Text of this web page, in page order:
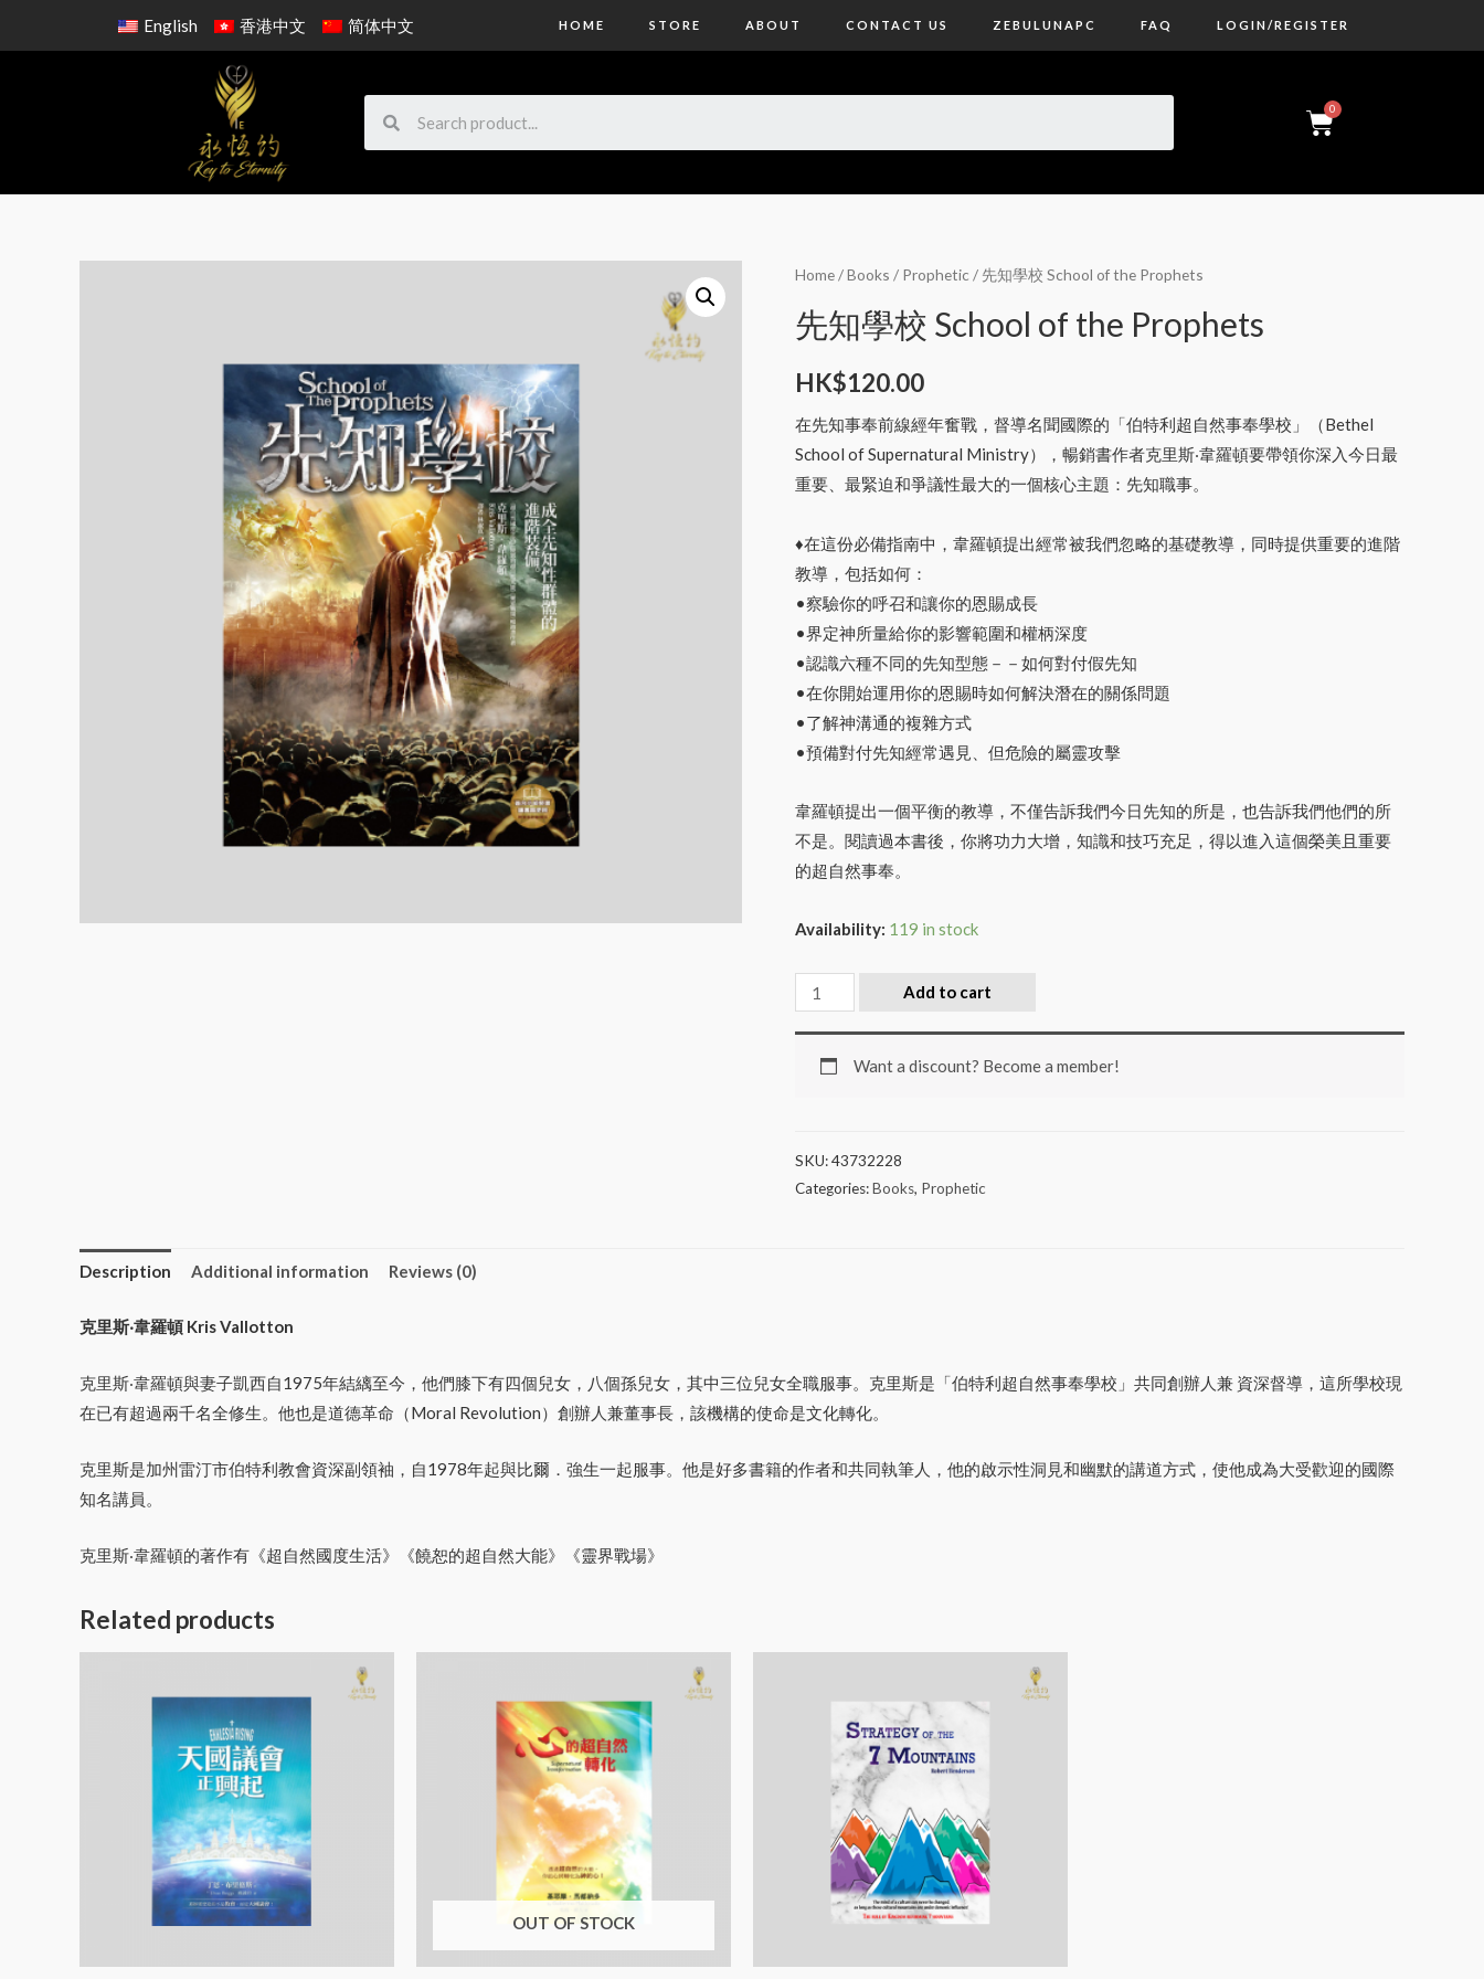
English 香港中文 简体中文 HOME STORE ABOUT CONTACT US ZEBULUNAPC FAQ LOGIN/REGISTER
Home/Books / Prophetic / 先知學校 School of the Prophets
先知學校 School of the Prophets
HK$120.00
在先知事奉前線經年奮戰，督導名聞國際的「伯特利超自然事奉學校」（Bethel
School of Supernatural Ministry），暢銷書作者克里斯‧韋羅頓要帶領你深入今日最
重要、最緊迫和爭議性最大的一個核心主題：先知職事。
♦在這份必備指南中，韋羅頓提出經常被我們忽略的基礎教導，同時提供重要的進階
教導，包括如何：
•察驗你的呼召和讓你的恩賜成長
•界定神所量給你的影響範圍和權柄深度
•認識六種不同的先知型態－－如何對付假先知
•在你開始運用你的恩賜時如何解決潛在的關係問題
•了解神溝通的複雜方式
•預備對付先知經常遇見、但危險的屬靈攻擊
韋羅頓提出一個平衡的教導，不僅告訴我們今日先知的所是，也告訴我們他們的所
不是。閱讀過本書後，你將功力大增，知識和技巧充足，得以進入這個榮美且重要
的超自然事奉。
Availability: 119 in stock
Add to cart
Want a discount? Become a member!
SKU:43732228
Categories:Books, Prophetic
Description Additional information Reviews (0)
克里斯‧韋羅頓 Kris Vallotton
克里斯‧韋羅頓與妻子凱西自1975年結縭至今，他們膝下有四個兒女，八個孫兒女，其中三位兒女全職服事。克里斯是「伯特利超自然事奉學校」共同創辦人兼 資深督導，這所學校現
在已有超過兩千名全修生。他也是道德革命（Moral Revolution）創辦人兼董事長，該機構的使命是文化轉化。
克里斯是加州雷汀市伯特利教會資深副領袖，自1978年起與比爾．強生一起服事。他是好多書籍的作者和共同執筆人，他的啟示性洞見和幽默的講道方式，使他成為大受歡迎的國際
知名講員。
克里斯‧韋羅頓的著作有《超自然國度生活》《饒恕的超自然大能》《靈界戰場》
Related products
OUT OF STOCK